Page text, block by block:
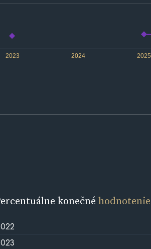
2023 2024 2025
konečnéhodnotenie